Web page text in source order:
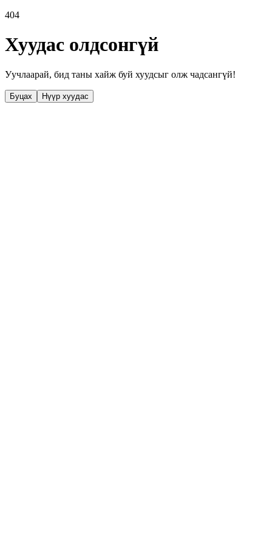
404
Хуудас олдсонгүй
Уучлаарай, бид таны хайж буй хуудсыг олж чадсангүй!
Буцах Нүүр хуудас